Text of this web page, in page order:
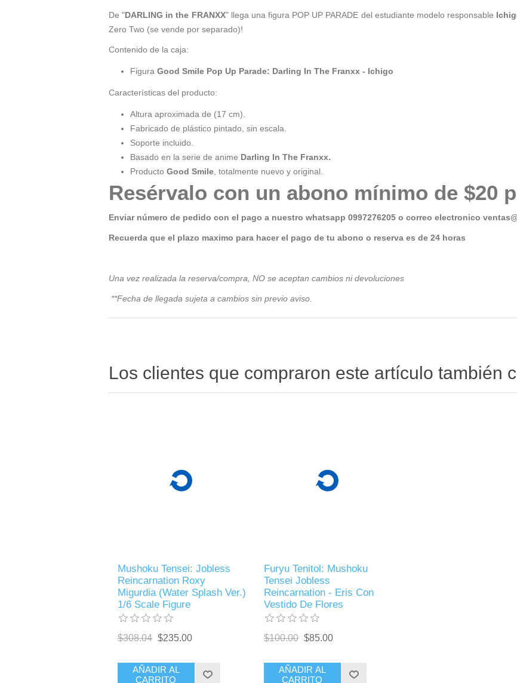
De "DARLING in the FRANXX" llega una figura POP UP PARADE del estudiante modelo responsable
Zero Two (se vende por separado)!
Contenido de la caja:
Figura Good Smile Pop Up Parade: Darling In The Franxx - Ichigo
Características del producto:
Altura aproximada de (17 cm).
Fabricado de plástico pintado, sin escala.
Soporte incluido.
Basado en la serie de anime Darling In The Franxx.
Producto Good Smile , totalmente nuevo y original.
Resérvalo con un abono mínimo de $20
Enviar número de pedido con el pago a nuestro whatsapp 0997276205 o correo electronico
Recuerda que el plazo maximo para hacer el pago de tu abono o reserva es de 24 horas
Una vez realizada la reserva/compra, NO se aceptan cambios ni devoluciones
**Fecha de llegada sujeta a cambios sin previo aviso.
Los clientes que compraron este artículo también
Mushoku Tensei: Jobless
Reincarnation Roxy
Migurdia (Water Splash Ver.)
1/6 Scale Figure
$308.04 $235.00
AÑADIR AL
CARRITO
Furyu Tenitol: Mushoku
Tensei Jobless
Reincarnation - Eris Con
Vestido De Flores
$100.00 $85.00
AÑADIR AL
CARRITO